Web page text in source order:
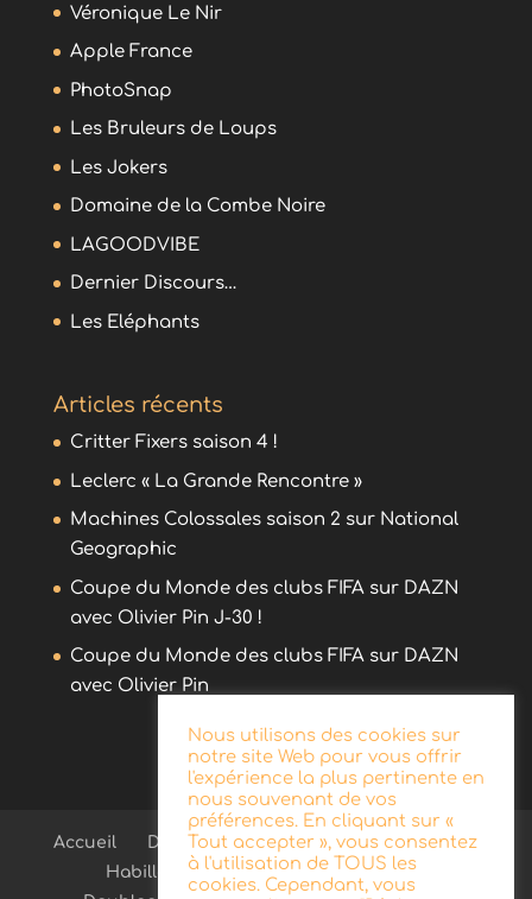
Véronique Le Nir
Apple France
PhotoSnap
Les Bruleurs de Loups
Les Jokers
Domaine de la Combe Noire
LAGOODVIBE
Dernier Discours…
Les Eléphants
Articles récents
Critter Fixers saison 4 !
Leclerc « La Grande Rencontre »
Machines Colossales saison 2 sur National
Geographic
Coupe du Monde des clubs FIFA sur DAZN
avec Olivier Pin J-30 !
Coupe du Monde des clubs FIFA sur DAZN
avec Olivier Pin
Accueil Démo Blog Radio
Publicité
Habillage d’antenne
Télévision
Nous utilisons des cookies sur
notre site Web pour vous offrir
l'expérience la plus pertinente en
nous souvenant de vos
préférences. En cliquant sur «
Tout accepter », vous consentez
à l'utilisation de TOUS les
cookies. Cependant, vous